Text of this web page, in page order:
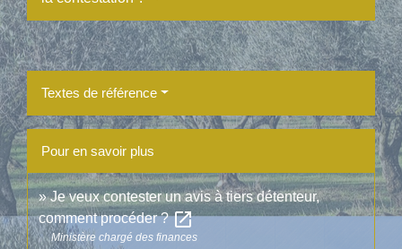
Textes de référence
Pour en savoir plus
Je veux contester un avis à tiers détenteur,
comment procéder ?open_in_new
Ministère chargé des finances